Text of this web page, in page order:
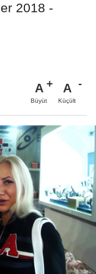
2018 -
A
Büyüt
A
Küçült